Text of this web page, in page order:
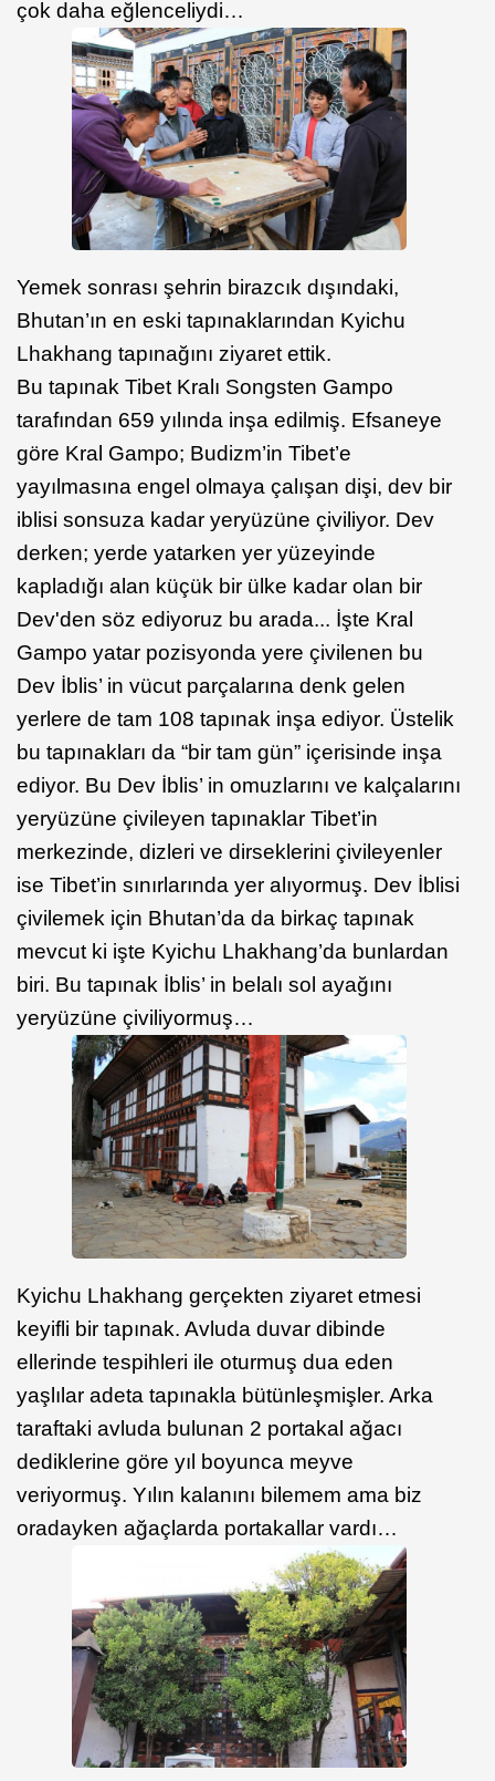
çok daha eğlenceliydi…
Yemek sonrası şehrin birazcık dışındaki,
Bhutan’ın en eski tapınaklarından Kyichu
Lhakhang tapınağını ziyaret ettik.
Bu tapınak Tibet Kralı Songsten Gampo
tarafından 659 yılında inşa edilmiş. Efsaneye
göre Kral Gampo; Budizm’in Tibet’e
yayılmasına engel olmaya çalışan dişi, dev bir
iblisi sonsuza kadar yeryüzüne çiviliyor. Dev
derken; yerde yatarken yer yüzeyinde
kapladığı alan küçük bir ülke kadar olan bir
Dev'den söz ediyoruz bu arada... İşte Kral
Gampo yatar pozisyonda yere çivilenen bu
Dev İblis’ in vücut parçalarına denk gelen
yerlere de tam 108 tapınak inşa ediyor. Üstelik
bu tapınakları da “bir tam gün” içerisinde inşa
ediyor. Bu Dev İblis’ in omuzlarını ve kalçalarını
yeryüzüne çivileyen tapınaklar Tibet’in
merkezinde, dizleri ve dirseklerini çivileyenler
ise Tibet’in sınırlarında yer alıyormuş. Dev İblisi
çivilemek için Bhutan’da da birkaç tapınak
mevcut ki işte Kyichu Lhakhang’da bunlardan
biri. Bu tapınak İblis’ in belalı sol ayağını
yeryüzüne çiviliyormuş…
Kyichu Lhakhang gerçekten ziyaret etmesi
keyifli bir tapınak. Avluda duvar dibinde
ellerinde tespihleri ile oturmuş dua eden
yaşlılar adeta tapınakla bütünleşmişler. Arka
taraftaki avluda bulunan 2 portakal ağacı
dediklerine göre yıl boyunca meyve
veriyormuş. Yılın kalanını bilemem ama biz
oradayken ağaçlarda portakallar vardı…